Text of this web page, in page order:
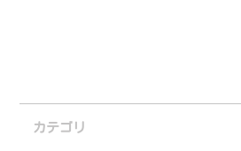
カテゴリ